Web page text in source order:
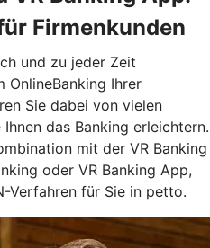
Firmenkunden
und zu jeder Zeit
OnlineBanking Ihrer
Sie dabei von vielen
das Banking erleichtern.
mit der VR Banking
oder VR Banking App,
Verfahren für Sie in petto.